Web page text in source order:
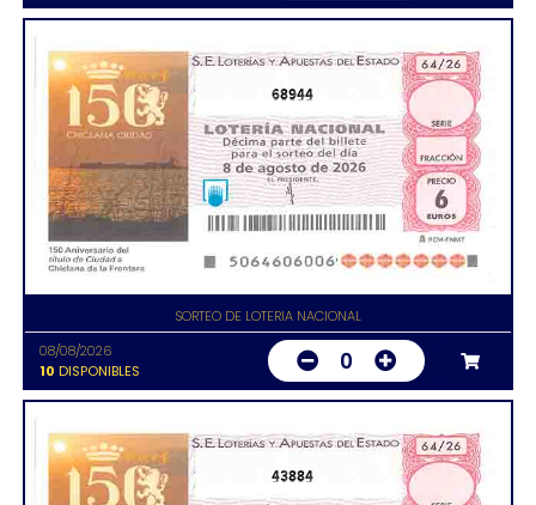
68944
SORTEO DE LOTERIA NACIONAL
08/08/2026
10 DISPONIBLES 0
43884